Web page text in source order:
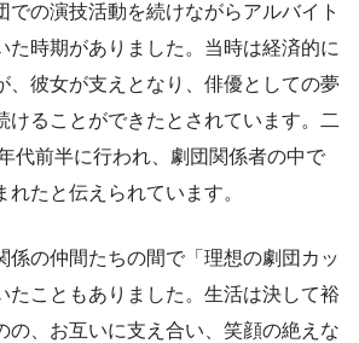
での演技活動を続けながらアルバイト
た時期がありました。当時は経済的に
、彼女が支えとなり、俳優としての夢
けることができたとされています。二
代前半に行われ、劇団関係者の中で
れたと伝えられています。
係の仲間たちの間で「理想の劇団カッ
たこともありました。生活は決して裕
の、お互いに支え合い、笑顔の絶えな